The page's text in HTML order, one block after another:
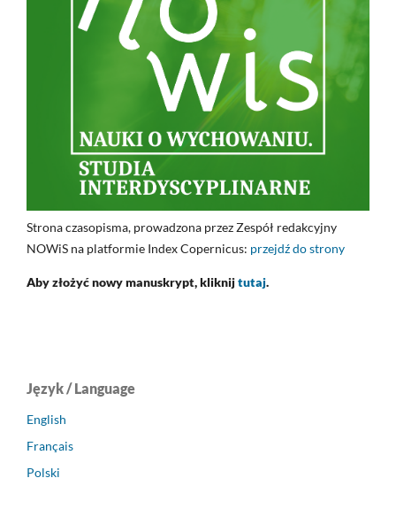
Strona czasopisma, prowadzona przez Zespół redakcyjny
NOWiS na platformie Index Copernicus: przejdź do strony
Aby złożyć nowy manuskrypt, kliknijtutaj.
Język / Language
English
Français
Polski